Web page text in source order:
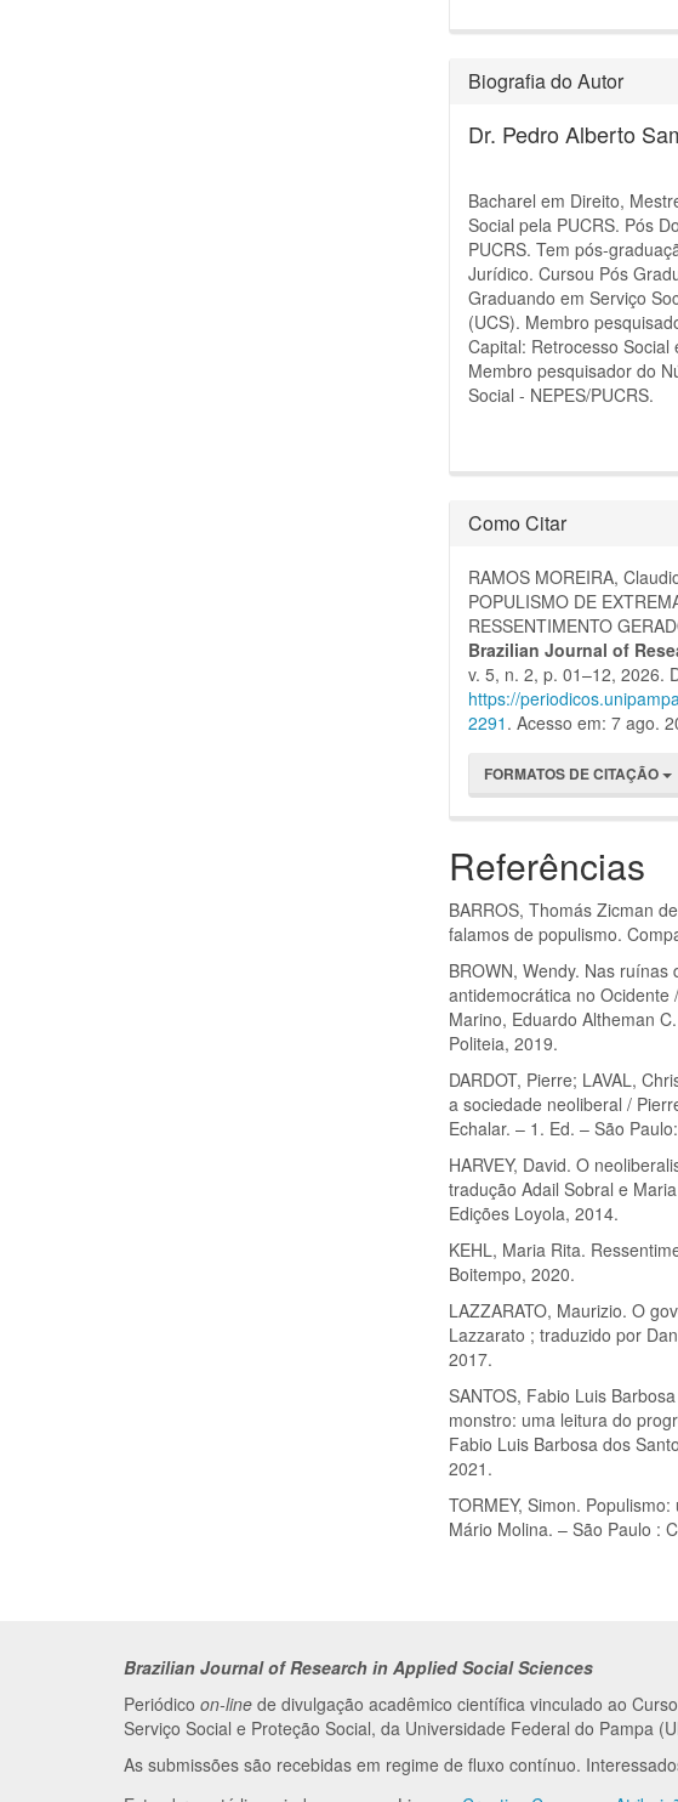
Biografia do Autor
Dr. Pedro Alberto
Bacharel em Direito,
Social pela PUCRS. Pós
PUCRS. Tem pós-
Jurídico. Cursou Pós
Graduando em Serviço
(UCS). Membro
Capital: Retrocesso Social
Membro pesquisador do
Social - NEPES/PUCRS.
Como Citar
RAMOS MOREIRA,
POPULISMO DE
RESSENTIMENTO
Brazilian Journal of
v. 5, n. 2, p. 01–12, 2026.
https://
2291 . Acesso em: 7 ago.
FORMATOS DE CITAÇÃO
Referências
BARROS, Thomás Zicman
falamos de populismo.
BROWN, Wendy. Nas
antidemocrática no
Marino, Eduardo Altheman
Politeia, 2019.
DARDOT, Pierre; LAVAL,
a sociedade neoliberal /
Echalar. – 1. Ed. – São
HARVEY, David. O
tradução Adail Sobral e
Edições Loyola, 2014.
KEHL, Maria Rita.
Boitempo, 2020.
LAZZARATO, Maurizio. O
Lazzarato ; traduzido por
2017.
SANTOS, Fabio Luis
monstro: uma leitura do
Fabio Luis Barbosa dos
2021.
TORMEY, Simon.
Mário Molina. – São Paulo :
Brazilian Journal of Research in Applied Social Sciences
Periódico on-line de divulgação acadêmico científica vinculado ao
Serviço Social e Proteção Social, da Universidade Federal do Pampa
As submissões são recebidas em regime de fluxo contínuo.